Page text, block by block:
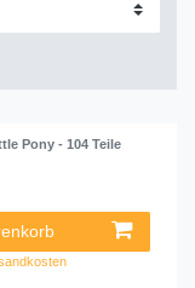
Pony - 104 Teile